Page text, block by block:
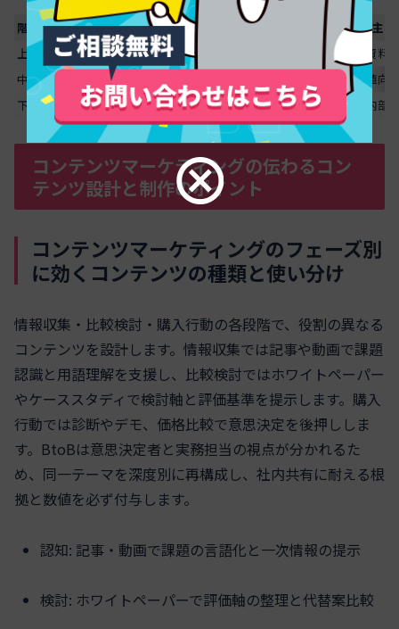
階層 指標例 更新頻度
主な
上位
売上、受注率、SQL数
価格提示、提案資料
中位 MQL、資料DL率、セミナー参加率
リード磁石の価値
下位
検索流入、CTR、滞在時間、直帰率 月次 タイトル改善、内部
スクロールできます
コンテンツマーケティングの伝わるコン
テンツ設計と制作のポイント
コンテンツマーケティングのフェーズ別
に効くコンテンツの種類と使い分け
情報収集・比較検討・購入行動の各段階で、役割の異なる
コンテンツを設計します。情報収集では記事や動画で課題
認識と用語理解を支援し、比較検討ではホワイトペーパー
やケーススタディで検討軸と評価基準を提示します。購入
行動では診断やデモ、価格比較で意思決定を後押ししま
す。BtoBは意思決定者と実務担当の視点が分かれるた
め、同一テーマを深度別に再構成し、社内共有に耐える根
拠と数値を必ず付与します。
認知: 記事・動画で課題の言語化と一次情報の提示
検討: ホワイトペーパーで評価軸の整理と代替案比較